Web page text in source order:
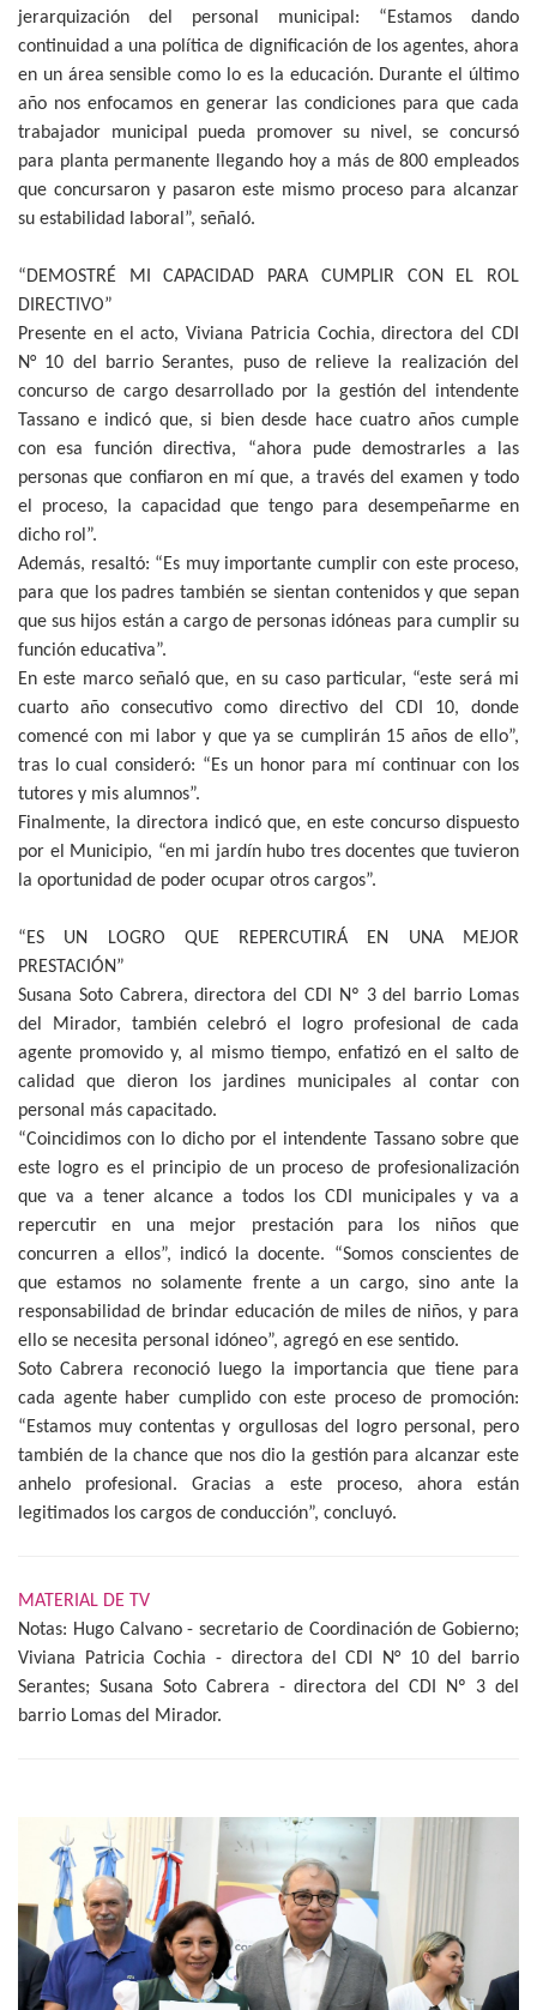
jerarquización del personal municipal: “Estamos dando
continuidad a una política de dignificación de los agentes, ahora
en un área sensible como lo es la educación. Durante el último
año nos enfocamos en generar las condiciones para que cada
trabajador municipal pueda promover su nivel, se concursó
para planta permanente llegando hoy a más de 800 empleados
que concursaron y pasaron este mismo proceso para alcanzar
su estabilidad laboral”, señaló.
“DEMOSTRÉ MI CAPACIDAD PARA CUMPLIR CON EL ROL
DIRECTIVO”
Presente en el acto, Viviana Patricia Cochia, directora del CDI
N° 10 del barrio Serantes, puso de relieve la realización del
concurso de cargo desarrollado por la gestión del intendente
Tassano e indicó que, si bien desde hace cuatro años cumple
con esa función directiva, “ahora pude demostrarles a las
personas que confiaron en mí que, a través del examen y todo
el proceso, la capacidad que tengo para desempeñarme en
dicho rol”.
Además, resaltó: “Es muy importante cumplir con este proceso,
para que los padres también se sientan contenidos y que sepan
que sus hijos están a cargo de personas idóneas para cumplir su
función educativa”.
En este marco señaló que, en su caso particular, “este será mi
cuarto año consecutivo como directivo del CDI 10, donde
comencé con mi labor y que ya se cumplirán 15 años de ello”,
tras lo cual consideró: “Es un honor para mí continuar con los
tutores y mis alumnos”.
Finalmente, la directora indicó que, en este concurso dispuesto
por el Municipio, “en mi jardín hubo tres docentes que tuvieron
la oportunidad de poder ocupar otros cargos”.
“ES UN LOGRO QUE REPERCUTIRÁ EN UNA MEJOR
PRESTACIÓN”
Susana Soto Cabrera, directora del CDI Nº 3 del barrio Lomas
del Mirador, también celebró el logro profesional de cada
agente promovido y, al mismo tiempo, enfatizó en el salto de
calidad que dieron los jardines municipales al contar con
personal más capacitado.
“Coincidimos con lo dicho por el intendente Tassano sobre que
este logro es el principio de un proceso de profesionalización
que va a tener alcance a todos los CDI municipales y va a
repercutir en una mejor prestación para los niños que
concurren a ellos”, indicó la docente. “Somos conscientes de
que estamos no solamente frente a un cargo, sino ante la
responsabilidad de brindar educación de miles de niños, y para
ello se necesita personal idóneo”, agregó en ese sentido.
Soto Cabrera reconoció luego la importancia que tiene para
cada agente haber cumplido con este proceso de promoción:
“Estamos muy contentas y orgullosas del logro personal, pero
también de la chance que nos dio la gestión para alcanzar este
anhelo profesional. Gracias a este proceso, ahora están
legitimados los cargos de conducción”, concluyó.
MATERIAL DE TV
Notas: Hugo Calvano - secretario de Coordinación de Gobierno;
Viviana Patricia Cochia - directora del CDI N° 10 del barrio
Serantes; Susana Soto Cabrera - directora del CDI Nº 3 del
barrio Lomas del Mirador.